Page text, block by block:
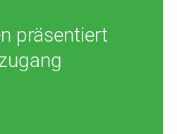
präsentiert